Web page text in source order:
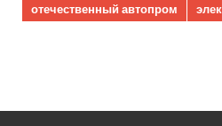
отечественный автопром